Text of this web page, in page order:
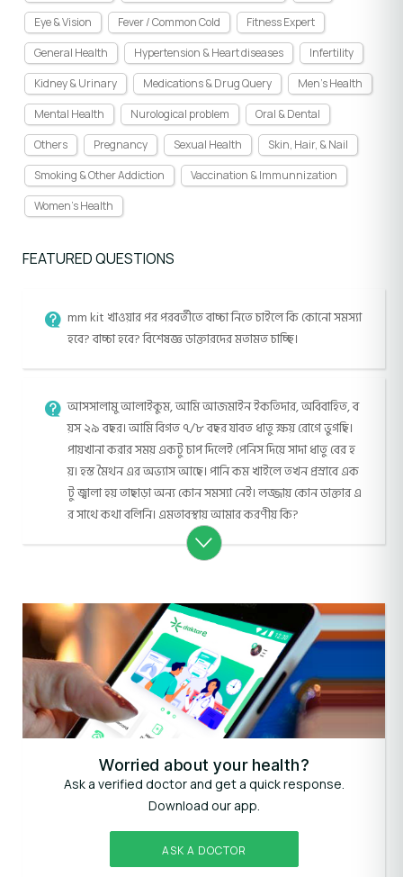
Eye & Vision
Fever / Common Cold
Fitness Expert
General Health
Hypertension & Heart diseases
Infertility
Kidney & Urinary
Medications & Drug Query
Men's Health
Mental Health
Nurological problem
Oral & Dental
Others
Pregnancy Sexual Health
Skin, Hair, & Nail
Smoking & Other Addiction
Vaccination & Immunnization
Women's Health
FEATURED QUESTIONS
mm kit খাওয়ার পর পরবর্তীতে বাচ্চা নিতে চাইলে কি কোনো সমস্যা
হবে? বাচ্চা হবে? বিশেষজ্ঞ ডাক্তারদের মতামত চাচ্ছি।
আসসালামু আলাইকুম, আমি আজমাইন ইকতিদার, অবিবাহিত, ব
য়স ২৯ বছর। আমি বিগত ৭/৮ বছর যাবত ধাতু ক্ষয় রোগে ভুগছি।
পায়খানা করার সময় একটু চাপ দিলেই পেনিস দিয়ে সাদা ধাতু বের হ
য়। হস্ত মৈথন এর অভ্যাস আছে। পানি কম খাইলে তখন প্রস্রাবে এক
টু জ্বালা হয় তাছাড়া অন্য কোন সমস্যা নেই। লজ্জায় কোন ডাক্তার এ
র সাথে কথা বলিনি। এমতাবস্থায় আমার করণীয় কি?
Worried about your health?
Ask a verified doctor and get a quick response.
Download our app.
ASK A DOCTOR